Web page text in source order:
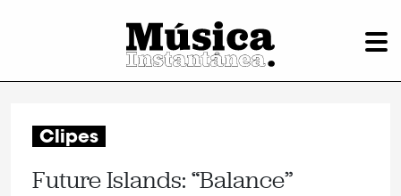
Clipes
Future Islands: “Balance”